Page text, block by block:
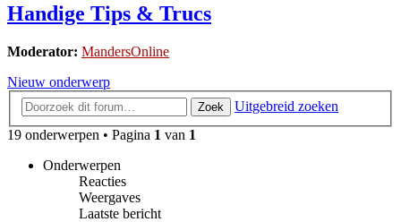
Handige Tips & Trucs
Moderator: MandersOnline
Nieuw onderwerp
Zoek
Uitgebreid zoeken
19 onderwerpen • Pagina 1 van 1
Onderwerpen
Reacties
Weergaves
Laatste bericht